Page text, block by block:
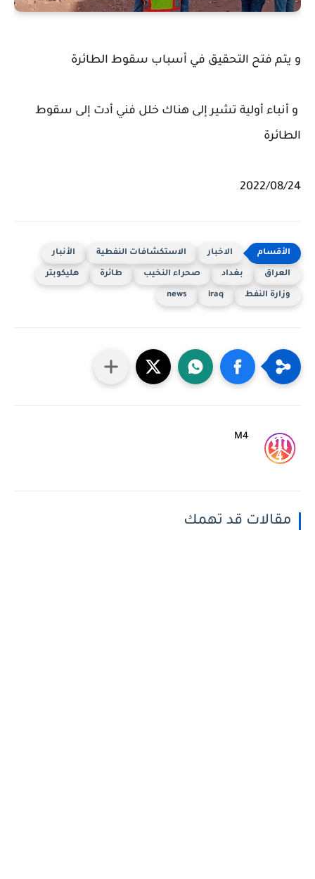
و يتم فتح التحقيق في أسباب سقوط الطائرة
و أنباء أولية تشير إلى هناك خلل فني أدت إلى سقوط
الطائرة
2022/08/24
الاخبار الاستكشافات النفطية الأنبار
العراق بغداد صحراء النخيب طائرة هليكوبتر
وزارة النفط iraq
news
M4
مقالات قد تهمك